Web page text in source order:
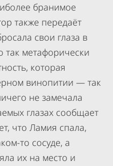
бранимое
также передаёт
свои глаза в
так метафорически
которая
винопитии — так
не замечала
глазах сообщает
что Ламия спала,
то сосуде, а
их на место и